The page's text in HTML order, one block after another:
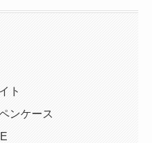
ト
ンケース